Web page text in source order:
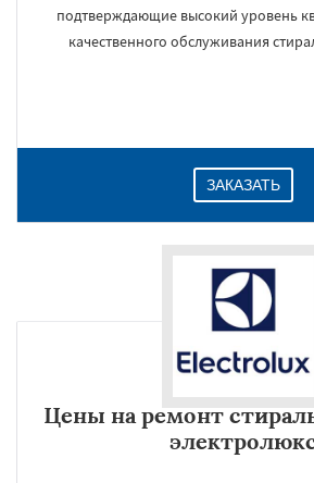
подтверждающие высокий уровень
качественного обслуживания
ЗАКАЗАТЬ
Цены на ремонт